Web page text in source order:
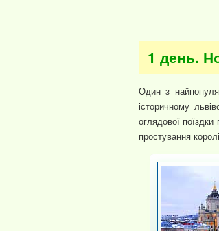
1 день.
Один з
історичному
оглядової
простування